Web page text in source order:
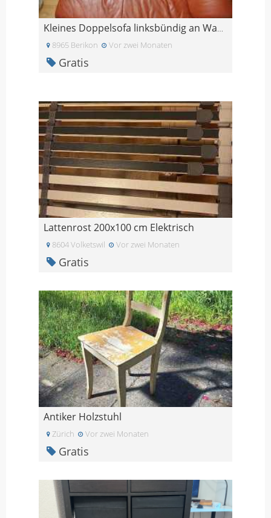
Kleines Doppelsofa linksbündig an Wand stellbar
8965 Berikon Vor zwei Monaten
Gratis
Lattenrost 200x100 cm Elektrisch
8604 Volketswil Vor zwei Monaten
Gratis
Antiker Holzstuhl
Zürich Vor zwei Monaten
Gratis